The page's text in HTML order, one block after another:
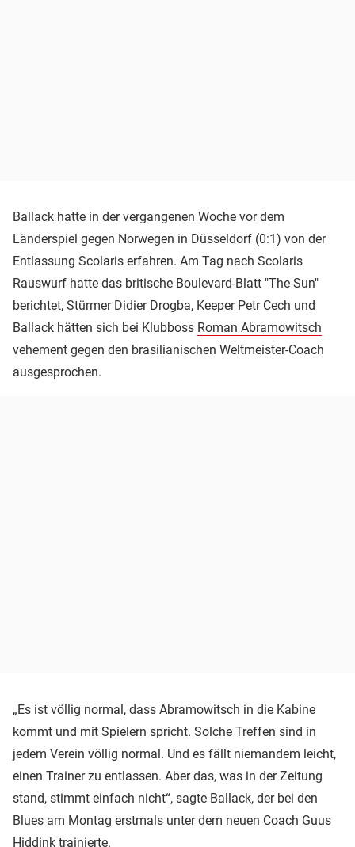
Ballack hatte in der vergangenen Woche vor dem
Länderspiel gegen Norwegen in Düsseldorf (0:1) von der
Entlassung Scolaris erfahren. Am Tag nach Scolaris
Rauswurf hatte das britische Boulevard-Blatt "The Sun"
berichtet, Stürmer Didier Drogba, Keeper Petr Cech und
Ballack hätten sich bei Klubboss Roman Abramowitsch
vehement gegen den brasilianischen Weltmeister-Coach
ausgesprochen.
„Es ist völlig normal, dass Abramowitsch in die Kabine
kommt und mit Spielern spricht. Solche Treffen sind in
jedem Verein völlig normal. Und es fällt niemandem leicht,
einen Trainer zu entlassen. Aber das, was in der Zeitung
stand, stimmt einfach nicht“, sagte Ballack, der bei den
Blues am Montag erstmals unter dem neuen Coach Guus
Hiddink trainierte.